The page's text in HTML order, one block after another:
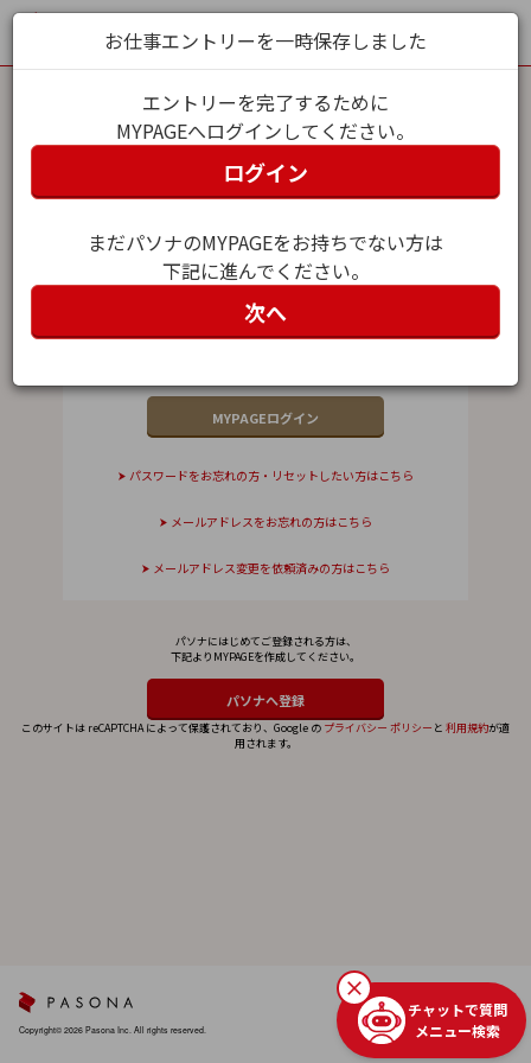
MYPAGEログイン
パスワード
パスワードをお忘れの方・リセットしたい方はこちら
メールアドレスをお忘れの方はこちら
メールアドレス変更を依頼済みの方はこちら
パソナにはじめてご登録される方は、
下記よりMYPAGEを作成してください。
このサイトは reCAPTCHA によって保護されており、Google の プライバシー ポリシー と 利用規約が適
用されます。
お仕事エントリーを一時保存しました
エントリーを完了するために
MYPAGEへログインしてください。
ログイン
まだパソナのMYPAGEをお持ちでない方は
下記に進んでください。
次へ
Copyright© 2026 Pasona Inc. All rights reserved.
チャットで質問
メニュー検索